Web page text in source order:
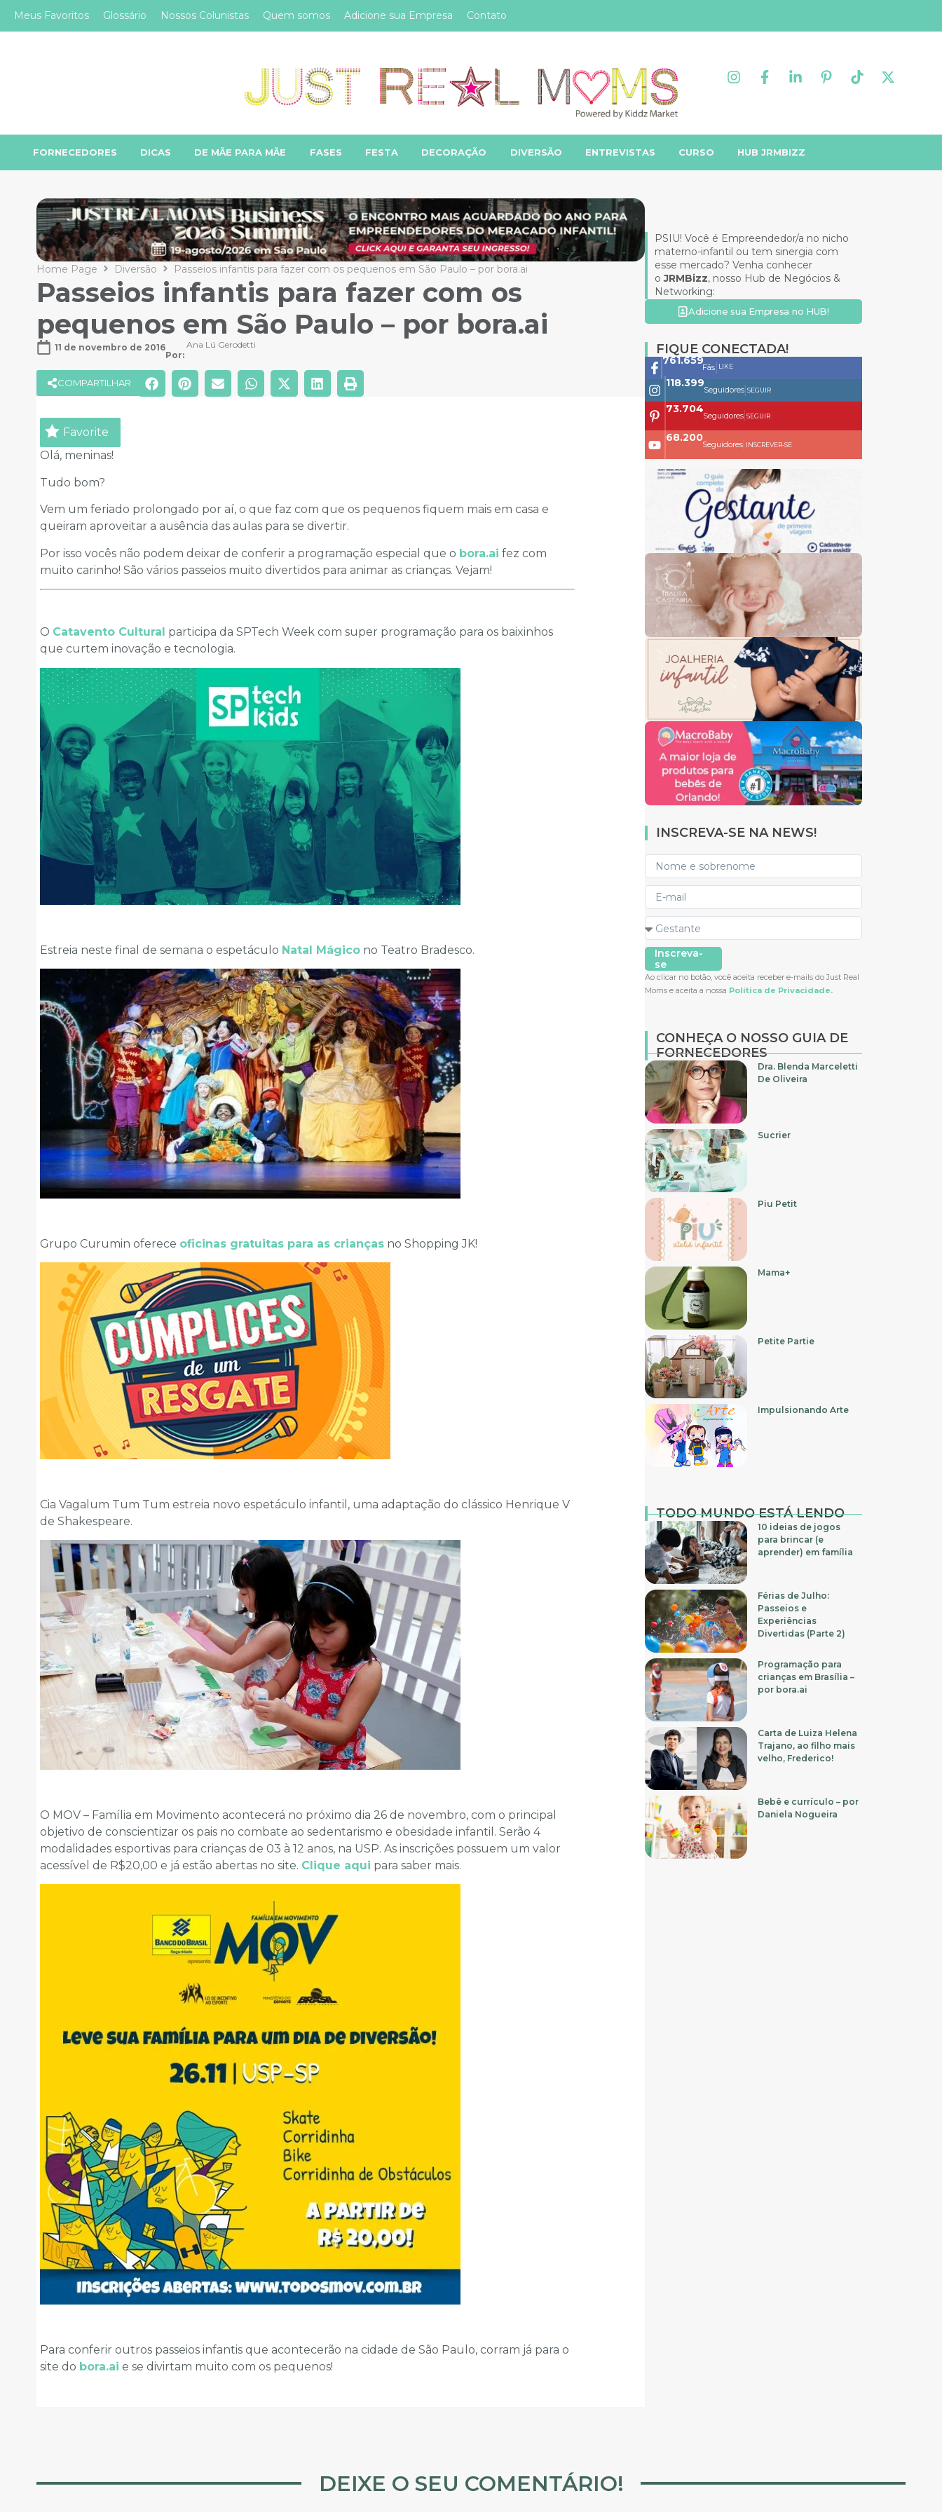
Meus Favoritos Glossário Nossos Colunistas Quem somos Adicione sua Empresa Contato
FORNECEDORES DICAS DE MÃE PARA MÃE FASES FESTA DECORAÇÃO DIVERSÃO ENTREVISTAS CURSO HUB JRMBIZZ
Home Page Diversão Passeios infantis para fazer com os pequenos em São Paulo – por bora.ai
Passeios infantis para fazer com os
pequenos em São Paulo – por bora.ai
11 de novembro de 2016
Por:
Ana Lú Gerodetti
COMPARTILHAR
Favorite
Olá, meninas!
Tudo bom?
Vem um feriado prolongado por aí, o que faz com que os pequenos fiquem mais em casa e
queiram aproveitar a ausência das aulas para se divertir.
Por isso vocês não podem deixar de conferir a programação especial que o bora.ai fez com
muito carinho! São vários passeios muito divertidos para animar as crianças. Vejam!
O Catavento Cultural participa da SPTech Week com super programação para os baixinhos
que curtem inovação e tecnologia.
Estreia neste final de semana o espetáculo Natal Mágico no Teatro Bradesco.
Grupo Curumin oferece oficinas gratuitas para as crianças no Shopping JK!
Cia Vagalum Tum Tum estreia novo espetáculo infantil, uma adaptação do clássico Henrique V
de Shakespeare.
O MOV – Família em Movimento acontecerá no próximo dia 26 de novembro, com o principal
objetivo de conscientizar os pais no combate ao sedentarismo e obesidade infantil. Serão 4
modalidades esportivas para crianças de 03 à 12 anos, na USP. As inscrições possuem um valor
acessível de R$20,00 e já estão abertas no site. Clique aqui para saber mais.
Para conferir outros passeios infantis que acontecerão na cidade de São Paulo, corram já para o
site do bora.ai e se divirtam muito com os pequenos!
PSIU! Você é Empreendedor/a no nicho
materno-infantil ou tem sinergia com
esse mercado? Venha conhecer
oJRMBizz, nosso Hub de Negócios &
Networking:
Adicione sua Empresa no HUB!
FIQUE CONECTADA!
761.659
Fãs LIKE
118.399
Seguidores| SEGUIR
73.704
Seguidores| SEGUIR
68.200
Seguidores| INSCREVER-SE
INSCREVA-SE NA NEWS!
Inscreva-
se
Ao clicar no botão, você aceita receber e-mails do Just Real
Moms e aceita a nossa Política de Privacidade.
CONHEÇA O NOSSO GUIA DE
FORNECEDORES
Dra. Blenda Marceletti
De Oliveira
Sucrier
Piu Petit
Mama+
Petite Partie
Impulsionando Arte
TODO MUNDO ESTÁ LENDO
10 ideias de jogos
para brincar (e
aprender) em família
Férias de Julho:
Passeios e
Experiências
Divertidas (Parte 2)
Programação para
crianças em Brasília –
por bora.ai
Carta de Luiza Helena
Trajano, ao filho mais
velho, Frederico!
Bebê e currículo – por
Daniela Nogueira
DEIXE O SEU COMENTÁRIO!